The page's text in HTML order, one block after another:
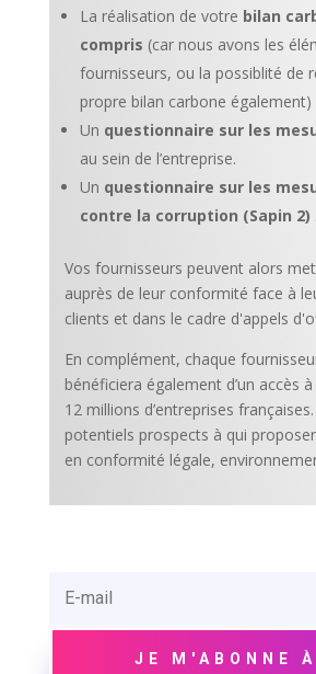
La réalisation de votre bilan
compris (car nous avons les
fournisseurs, ou la possiblité de
propre bilan carbone également)
Un questionnaire sur les
au sein de l’entreprise.
Un questionnaire sur les
contre la corruption (Sapin 2)
Vos fournisseurs peuvent alors
auprès de leur conformité face à
clients et dans le cadre d'appels
En complément, chaque
bénéficiera également d’un accès
12 millions d’entreprises
potentiels prospects à qui
en conformité légale,
JE M'ABONNE